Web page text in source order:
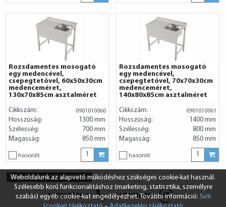
SZEKSZÁRD +36 74 510 054
Rozsdamentes mosogató
egy medencével,
csepegtetővel, 60x50x30cm
medenceméret,
130x70x85cm asztalméret
Cikkszám: 0901010060
Hosszúság:
1300 mm
Szélesség:
700 mm
Magasság:
850 mm
hasonlít
Rozsdamentes mosogató
egy medencével,
csepegtetővel, 70x70x30cm
medenceméret,
140x80x85cm asztalméret
Cikkszám: 0901010061
Hosszúság:
1400 mm
Szélesség:
800 mm
Magasság:
850 mm
hasonlít
Termékek összehasonlítása
Weboldalunk az alapvető működéshez szükséges cookie-kat használ.
Szélesebb körű funkcionalitáshoz (marketing, statisztika, személyre
szabás) egyéb cookie-kat engedélyezhet. További információ: Süti